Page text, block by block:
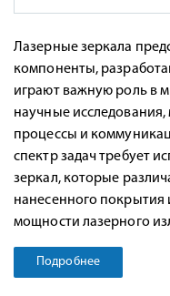
Лазерные зеркала
компоненты,
играют важную роль в
научные
процессы и
спектр задач требует
зеркал, которые
нанесенного покрытия
мощности лазерного
Подробнее